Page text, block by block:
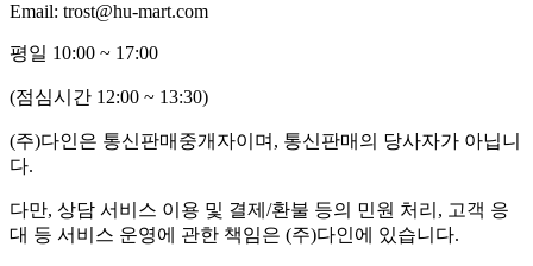
Email: trost@hu-mart.com
평일 10:00 ~ 17:00
(점심시간 12:00 ~ 13:30)
(주)다인은 통신판매중개자이며, 통신판매의 당사자가 아닙니
다.
다만, 상담 서비스 이용 및 결제/환불 등의 민원 처리, 고객 응
대 등 서비스 운영에 관한 책임은 (주)다인에 있습니다.